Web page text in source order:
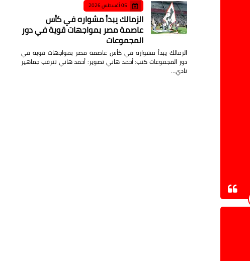
05 أغسطس 2026
الزمالك يبدأ مشواره في كأس
عاصمة مصر بمواجهات قوية في دور
المجموعات
الزمالك يبدأ مشواره في كأس عاصمة مصر بمواجهات قوية في
دور المجموعات كتب: أحمد هاني تصوير: أحمد هاني تترقب جماهير
نادي…